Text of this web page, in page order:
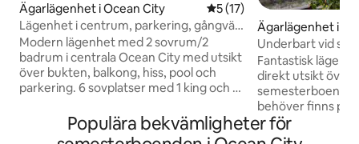
Ägarlägenhet i Ocean City 5 av 5 i genomsnittligt
5 (17)
Lägenhet i centrum, parkering, gångväg
till stranden och strandpromenaden
Modern lägenhet med 2 sovrum/2
badrum i centrala Ocean City med utsikt
över bukten, balkong, hiss, pool och
parkering. 6 sovplatser med 1 king och 2
till Inlet Beach, strandpromenaden,
åkattraktioner, piren, restauranger,
Ägarlägenhet i
Underbart vid
(King), direkt
Fantastisk
direkt utsikt över
semesterboende
behöver finns
sängkläder,
välutrustat kök!
Populära bekvämligheter för